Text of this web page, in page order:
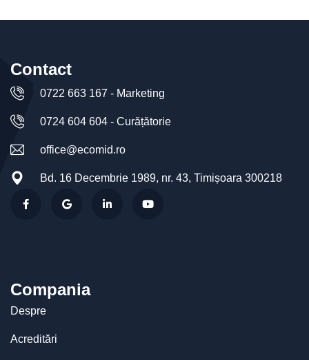
Contact
0722 663 167 - Marketing
0724 604 604 - Curățătorie
office@ecomid.ro
Bd. 16 Decembrie 1989, nr. 43, Timișoara 300218
Compania
Despre
Acreditări